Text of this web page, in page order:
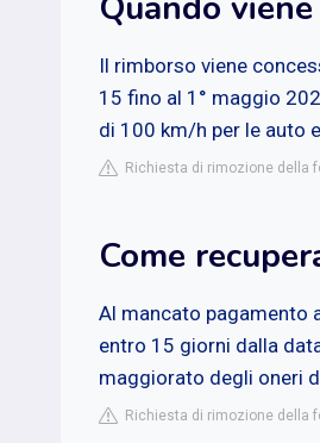
Il rimborso viene
15 fino al 1° maggio
di 100 km/h per le auto
Richiesta di rimozione della
Come
Al mancato pagamento
entro 15 giorni dalla
maggiorato degli oneri
Richiesta di rimozione della